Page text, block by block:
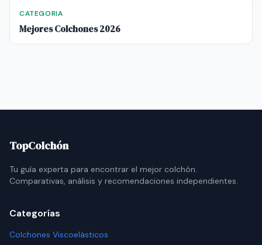
CATEGORIA
Mejores Colchones 2026
TopColchón
Tu guía experta para encontrar el mejor colchón.
Comparativas, análisis y recomendaciones independientes.
Categorías
Colchones Viscoelásticos